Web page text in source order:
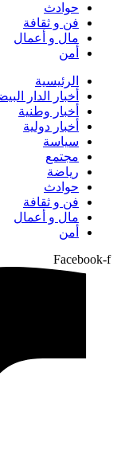
حوادث
فن و ثقافة
مال و أعمال
أمن
الرئيسية
أخبار الدار
أخبار وطنية
أخبار دولية
سياسة
مجتمع
رياضة
حوادث
فن و ثقافة
مال و أعمال
أمن
Facebook-f